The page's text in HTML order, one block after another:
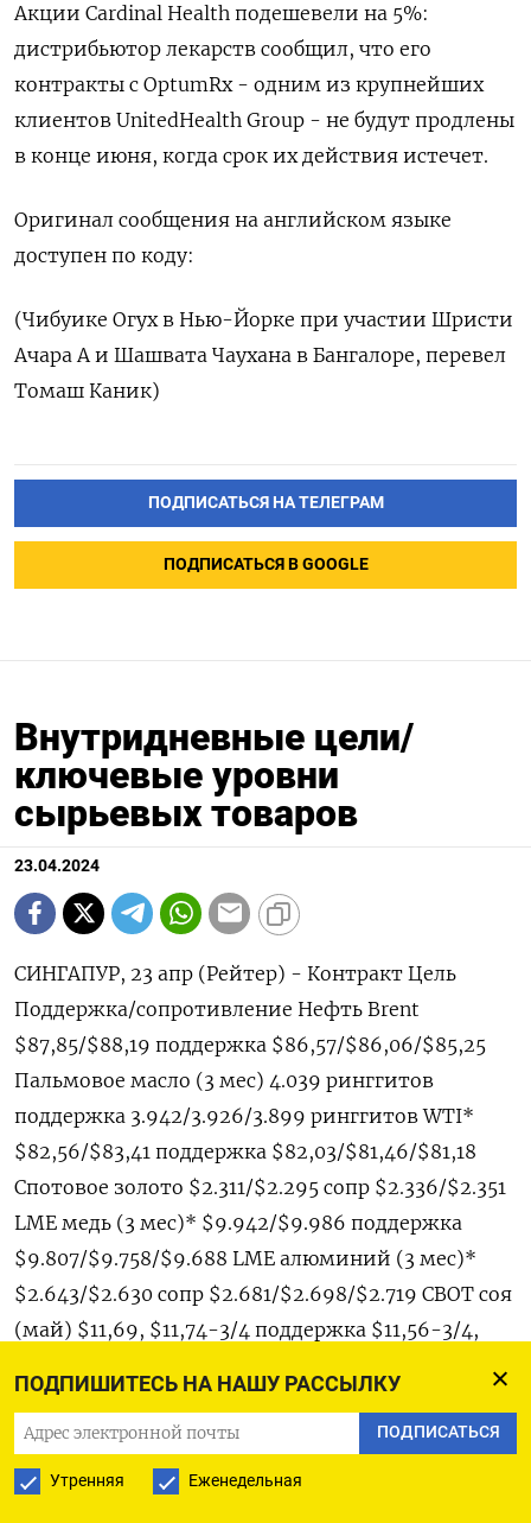
ПОДПИШИТЕСЬ НА НАШУ РАССЫЛКУ
ПОДПИСАТЬСЯ
Утренняя Еженедельная
Акции Cardinal Health подешевели на 5%:
дистрибьютор лекарств сообщил, что его
контракты с OptumRx - одним из крупнейших
клиентов UnitedHealth Group - не будут продлены
в конце июня, когда срок их действия истечет.
Оригинал сообщения на английском языке
доступен по коду:
(Чибуике Огух в Нью-Йорке при участии Шристи
Ачара А и Шашвата Чаухана в Бангалоре, перевел
Томаш Каник)
ПОДПИСАТЬСЯ НА ТЕЛЕГРАМ
ПОДПИСАТЬСЯ В GOOGLE
Внутридневные цели/
ключевые уровни
сырьевых товаров
23.04.2024
СИНГАПУР, 23 апр (Рейтер) - Контракт Цель
Поддержка/сопротивление Нефть Brent
$87,85/$88,19 поддержка $86,57/$86,06/$85,25
Пальмовое масло (3 мес) 4.039 ринггитов
поддержка 3.942/3.926/3.899 ринггитов WTI*
$82,56/$83,41 поддержка $82,03/$81,46/$81,18
Спотовое золото $2.311/$2.295 сопр $2.336/$2.351
LME медь (3 мес)* $9.942/$9.986 поддержка
$9.807/$9.758/$9.688 LME алюминий (3 мес)*
$2.643/$2.630 сопр $2.681/$2.698/$2.719 CBOT соя
(май) $11,69, $11,74-3/4 поддержка $11,56-3/4,
$4,38, $4,37-1/4, $4,35-3/4 CBOT пшеница (май)
$5,79-3/4 поддержка $5,68-1/4, $5,64-3/4 Нью-
Йоркская биржа кофе $2,3145/$2,3320/$2,3535